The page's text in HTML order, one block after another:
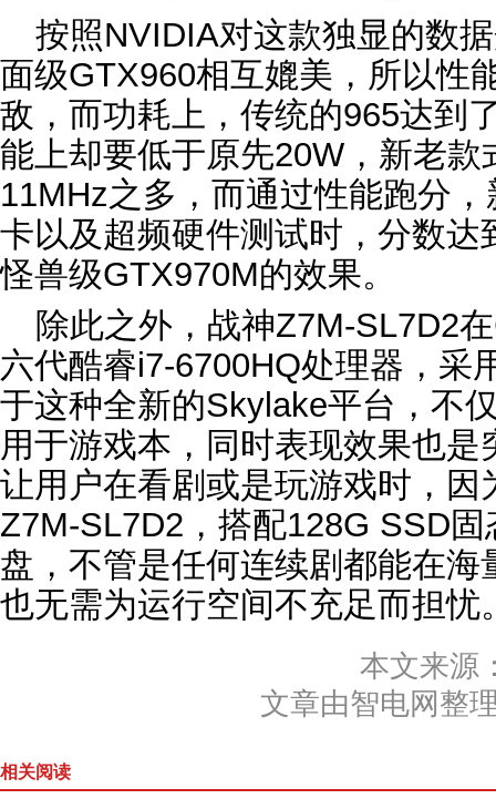
按照NVIDIA对这款独显的数
面级GTX960相互媲美，所以性
敌，而功耗上，传统的965达到
能上却要低于原先20W，新老
11MHz之多，而通过性能跑分
卡以及超频硬件测试时，分数达
怪兽级GTX970M的效果。
除此之外，战神Z7M-SL7D2
六代酷睿i7-6700HQ处理器，采
于这种全新的Skylake平台，不
用于游戏本，同时表现效果也
让用户在看剧或是玩游戏时，
Z7M-SL7D2，搭配128G SSD
盘，不管是任何连续剧都能在
也无需为运行空间不充足而担忧
本文来源
文章由智电网整
相关阅读